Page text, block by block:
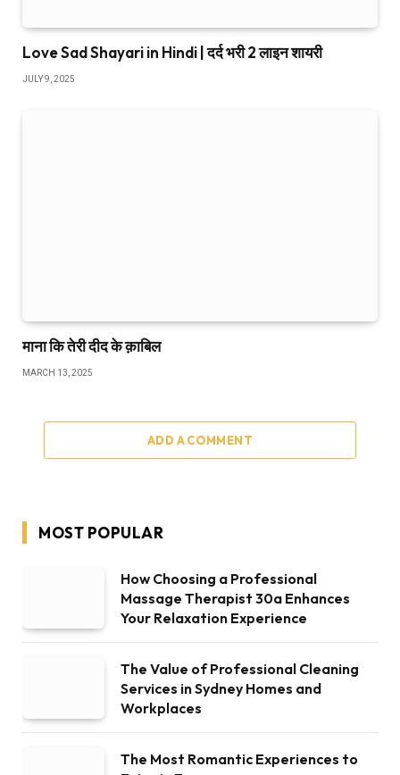
Love Sad Shayari in Hindi | दर्द भरी 2 लाइन शायरी
JULY 9, 2025
माना कि तेरी दीद के क़ाबिल
MARCH 13, 2025
ADD A COMMENT
MOST POPULAR
How Choosing a Professional
Massage Therapist 30a Enhances
Your Relaxation Experience
The Value of Professional Cleaning
Services in Sydney Homes and
Workplaces
The Most Romantic Experiences to